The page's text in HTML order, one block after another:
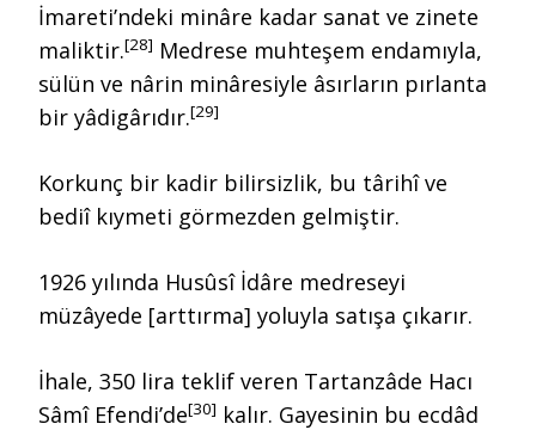
İmareti’ndeki minâre kadar sanat ve zinete
maliktir.[28] Medrese muhteşem endamıyla,
sülün ve nârin minâresiyle âsırların pırlanta
bir yâdigârıdır.[29]
Korkunç bir kadir bilirsizlik, bu târihî ve
bediî kıymeti görmezden gelmiştir.
1926 yılında Husûsî İdâre medreseyi
müzâyede [arttırma] yoluyla satışa çıkarır.
İhale, 350 lira teklif veren Tartanzâde Hacı
Sâmî Efendi’de[30] kalır. Gayesinin bu ecdâd